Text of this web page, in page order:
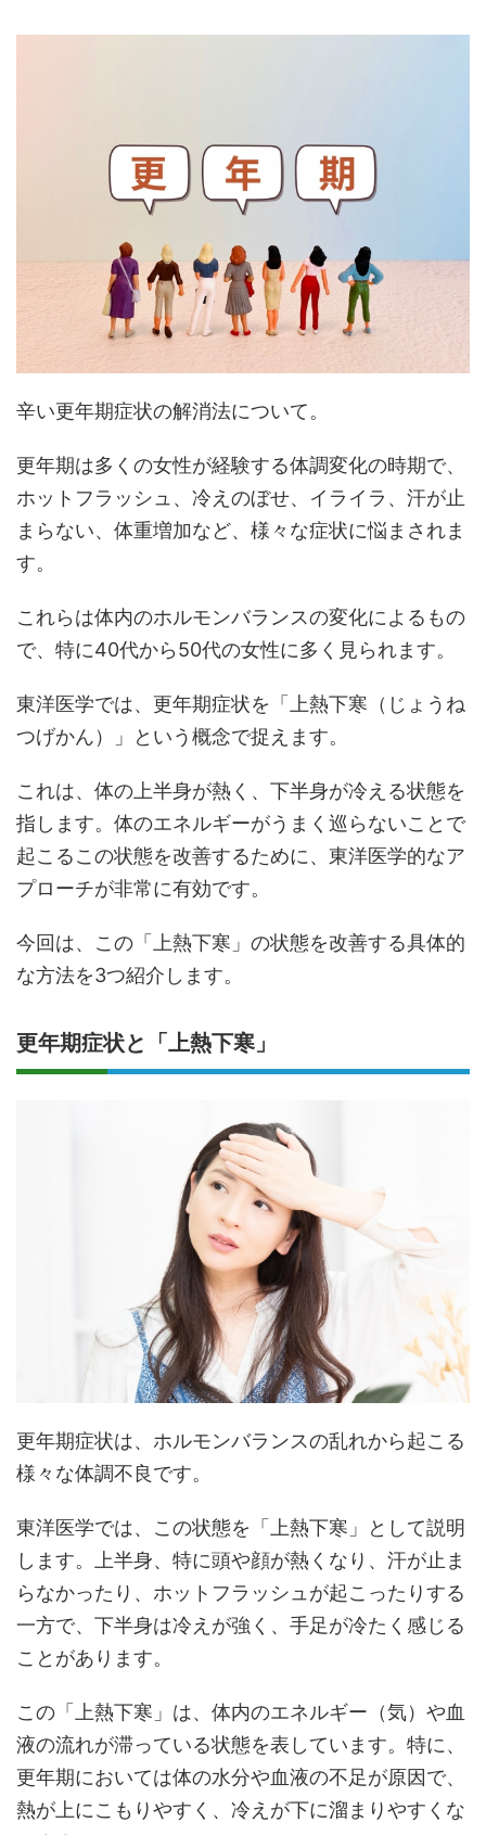
辛い更年期症状の解消法について。
更年期は多くの女性が経験する体調変化の時期で、
ホットフラッシュ、冷えのぼせ、イライラ、汗が止
まらない、体重増加など、様々な症状に悩まされま
す。
これらは体内のホルモンバランスの変化によるもの
で、特に40代から50代の女性に多く見られます。
東洋医学では、更年期症状を「上熱下寒（じょうね
つげかん）」という概念で捉えます。
これは、体の上半身が熱く、下半身が冷える状態を
指します。体のエネルギーがうまく巡らないことで
起こるこの状態を改善するために、東洋医学的なア
プローチが非常に有効です。
今回は、この「上熱下寒」の状態を改善する具体的
な方法を3つ紹介します。
更年期症状と「上熱下寒」
更年期症状は、ホルモンバランスの乱れから起こる
様々な体調不良です。
東洋医学では、この状態を「上熱下寒」として説明
します。上半身、特に頭や顔が熱くなり、汗が止ま
らなかったり、ホットフラッシュが起こったりする
一方で、下半身は冷えが強く、手足が冷たく感じる
ことがあります。
この「上熱下寒」は、体内のエネルギー（気）や血
液の流れが滞っている状態を表しています。特に、
更年期においては体の水分や血液の不足が原因で、
熱が上にこもりやすく、冷えが下に溜まりやすくな